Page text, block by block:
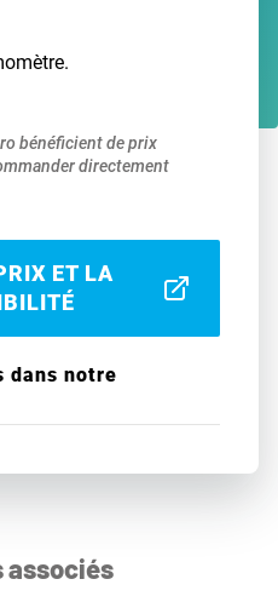
bénéficient de prix
directement
ET LA
dans notre
associés